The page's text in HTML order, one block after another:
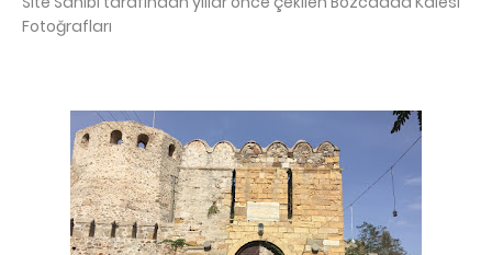
Fotoğrafları